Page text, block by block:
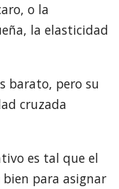
o la
la elasticidad
barato, pero su
cruzada
es tal que el
para asignar